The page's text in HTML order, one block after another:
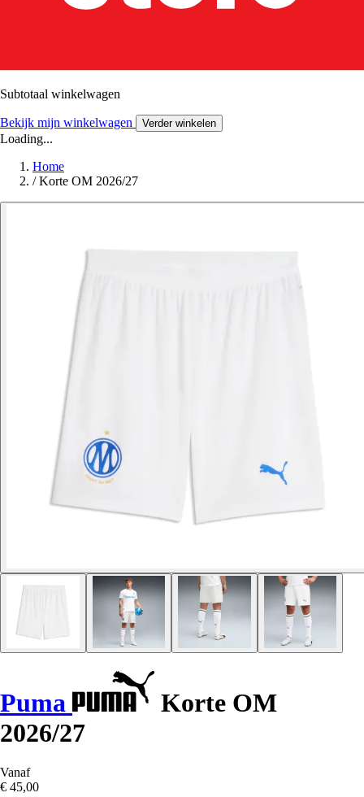
Subtotaal winkelwagen
Bekijk mijn winkelwagen Verder winkelen
Loading...
Home
/ Korte OM 2026/27
Puma
Korte OM
2026/27
Vanaf
€ 45,00